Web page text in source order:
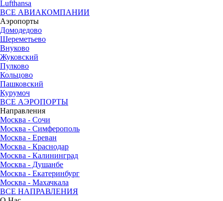
Lufthansa
ВСЕ АВИАКОМПАНИИ
Аэропорты
Домодедово
Шереметьево
Внуково
Жуковский
Пулково
Кольцово
Пашковский
Курумоч
ВСЕ АЭРОПОРТЫ
Направления
Москва - Сочи
Москва - Симферополь
Москва - Ереван
Москва - Краснодар
Москва - Калининград
Москва - Душанбе
Москва - Екатеринбург
Москва - Махачкала
ВСЕ НАПРАВЛЕНИЯ